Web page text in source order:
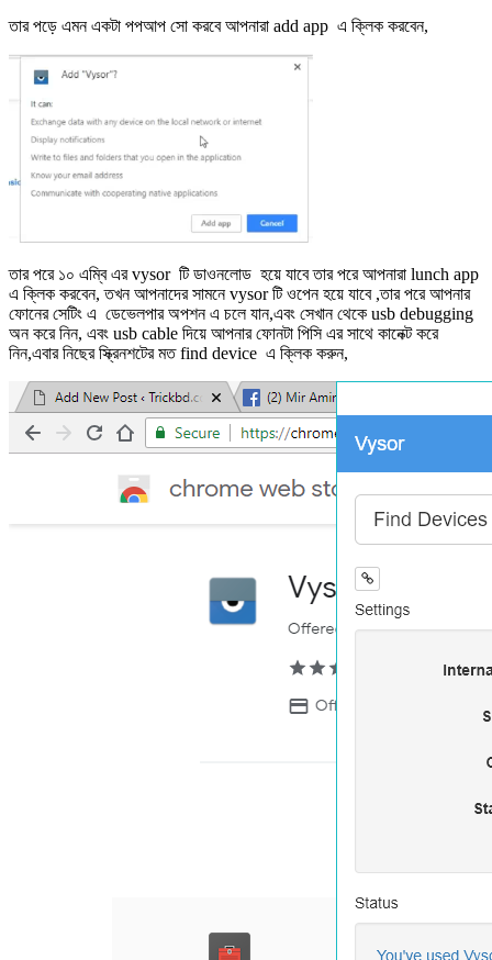
তার পড়ে এমন একটা পপআপ সো করবে আপনারা add app এ ক্লিক করবেন,
তার পরে ১০ এম্বি এর vysor টি ডাওনলোড হয়ে যাবে তার পরে আপনারা lunch app
এ ক্লিক করবেন, তখন আপনাদের সামনে vysor টি ওপেন হয়ে যাবে ,তার পরে আপনার
ফোনের সেটিং এ ডেভেলপার অপশন এ চলে যান,এবং সেখান থেকে usb debugging
অন করে নিন, এবং usb cable দিয়ে আপনার ফোনটা পিসি এর সাথে কানেক্ট করে
নিন,এবার নিছের স্ক্রিনশটের মত find device এ ক্লিক করুন,